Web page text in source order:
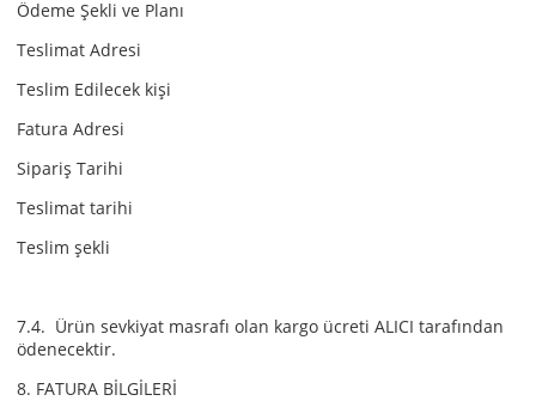
Ödeme Şekli ve Planı
Teslimat Adresi
Teslim Edilecek kişi
Fatura Adresi
Sipariş Tarihi
Teslimat tarihi
Teslim şekli
7.4. Ürün sevkiyat masrafı olan kargo ücreti ALICI tarafından
ödenecektir.
8. FATURA BİLGİLERİ